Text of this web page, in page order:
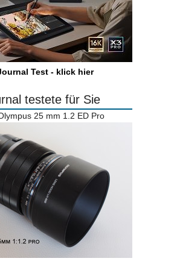
Test - klick hier
testete für Sie
25 mm 1.2 ED Pro